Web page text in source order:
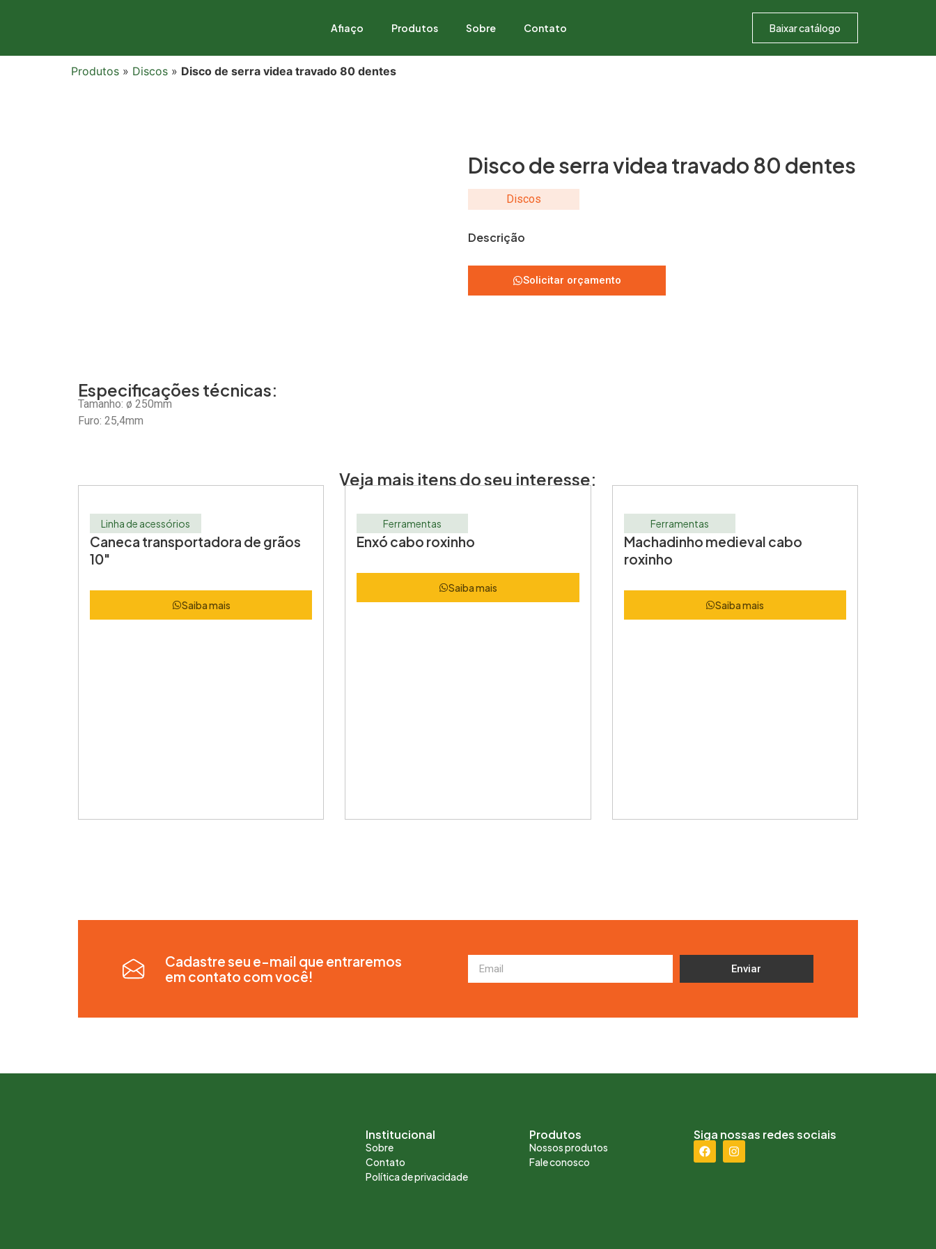
Afiaço Produtos Sobre Contato Baixar catálogo
Produtos » Discos » Disco de serra videa travado 80 dentes
Disco de serra videa travado 80 dentes
Discos
Descrição
Solicitar orçamento
Especificações técnicas:
Tamanho: ø 250mm
Furo: 25,4mm
Veja mais itens do seu interesse:
Linha de acessórios
Caneca transportadora de grãos
10″
Saiba mais
Ferramentas
Enxó cabo roxinho
Saiba mais
Ferramentas
Machadinho medieval cabo
roxinho
Saiba mais
Cadastre seu e-mail que entraremos
em contato com você!
Enviar
Institucional
Sobre
Contato
Política de privacidade
Produtos
Nossos produtos
Fale conosco
Siga nossas redes sociais